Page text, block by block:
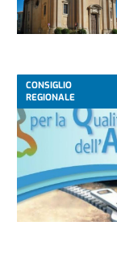
CONSIGLIO
REGIONALE